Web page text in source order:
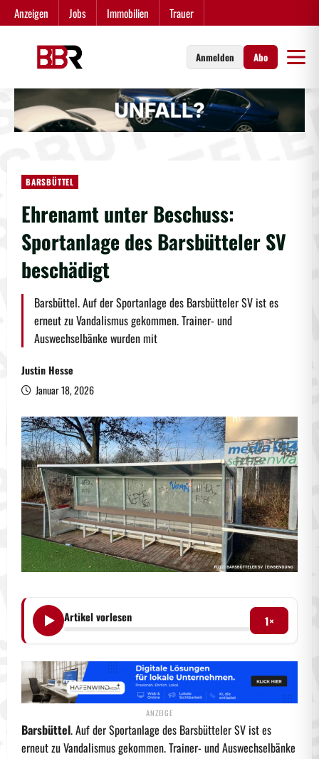
Zum
Inhalt
Anzeigen Jobs Immobilien Trauer
Anmelden Abo
BARSBÜTTEL
Ehrenamt unter Beschuss:
Sportanlage des Barsbütteler SV
beschädigt
Barsbüttel. Auf der Sportanlage des Barsbütteler SV ist es
erneut zu Vandalismus gekommen. Trainer- und
Auswechselbänke wurden mit
Justin Hesse
Januar 18, 2026
Artikel vorlesen 1×
Barsbüttel. Auf der Sportanlage des Barsbütteler SV ist es
erneut zu Vandalismus gekommen. Trainer- und Auswechselbänke